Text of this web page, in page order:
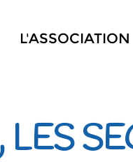
L'ASSOCIATION